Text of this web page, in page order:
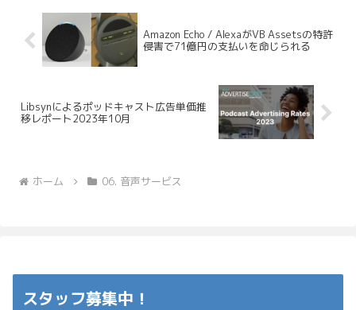
Amazon Echo / AlexaがVB Assetsの特許
侵害で71億円の支払いを命じられる
Libsynによるポッドキャスト広告単価推
移レポート2023年10月
ホーム 06. 音声サービス
スタッフ募集中！